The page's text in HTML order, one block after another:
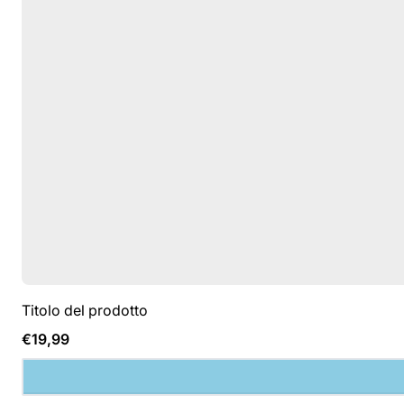
Titolo del prodotto
Prezzo
normale
€19,99